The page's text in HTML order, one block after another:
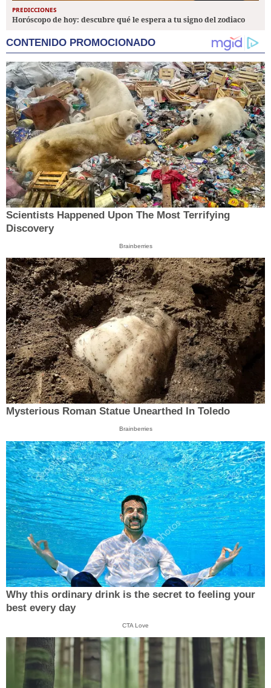
PREDICCIONES
Horóscopo de hoy: descubre qué le espera a tu signo del zodiaco
CONTENIDO PROMOCIONADO
Scientists Happened Upon The Most Terrifying
Discovery
Brainberries
Mysterious Roman Statue Unearthed In Toledo
Brainberries
Why this ordinary drink is the secret to feeling your
best every day
CTA Love